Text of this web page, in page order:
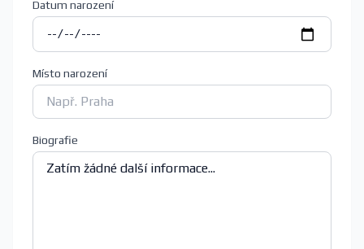
Datum narození
Místo narození
Biografie